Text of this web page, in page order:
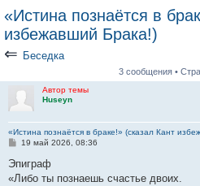
«Истина познаётся в
избежавший Брака!)
⇐ Беседка
3 сообщения •
Автор темы
Huseyn
«Истина познаётся в браке!» (сказал Кант
С
о
щ
19 май 2026, 08:36
Эпиграф
«Либо ты познаешь счастье двоих.